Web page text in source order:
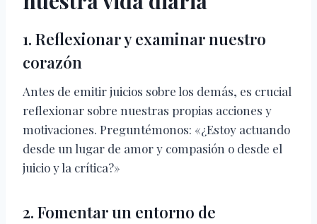
1. Reflexionar y examinar nuestro
corazón
Antes de emitir juicios sobre los demás, es crucial
reflexionar sobre nuestras propias acciones y
motivaciones. Preguntémonos: «¿Estoy actuando
desde un lugar de amor y compasión o desde el
juicio y la crítica?»
2. Fomentar un entorno de